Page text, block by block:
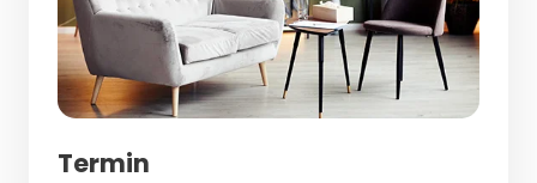
Termin